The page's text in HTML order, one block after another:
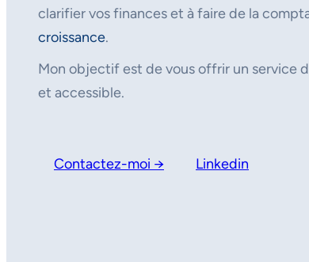
clarifier vos finances et à faire de la
croissance.
Mon objectif est de vous offrir un service
et accessible.
Contactez-moi → Linkedin